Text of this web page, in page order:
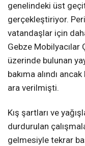
genelindeki üst
gerçekleştiriyor.
vatandaşlar için
Gebze Mobilyacılar
üzerinde bulunan
bakıma alındı
ara verilmişti.
Kış şartları ve
durdurulan
gelmesiyle tekrar